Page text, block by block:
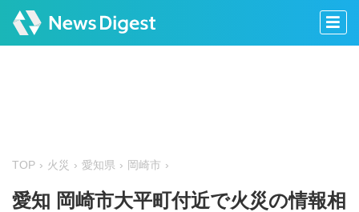
TOP 火災 愛知県 岡崎市
愛知 岡崎市大平町付近で火災の情報相